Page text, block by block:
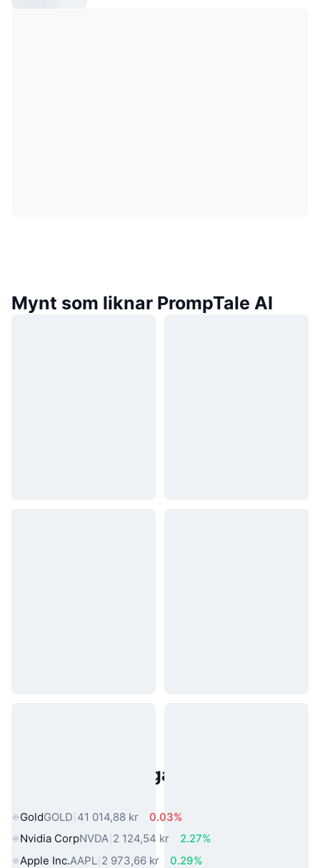
Mynt som liknar PrompTale AI
Populära tillgångar från den
GoldGOLD 41 014,88 kr
0.03%
Nvidia CorpNVDA 2 124,54 kr
2.27%
Apple Inc.AAPL 2 973,66 kr 0.29%